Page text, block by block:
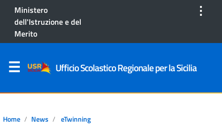
Ministero
dell'Istruzione e del
Merito
⋮
Ufficio Scolastico Regionale per la Sicilia
Home News eTwinning